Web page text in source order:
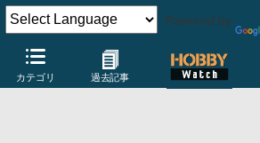
Powered by
カテゴリ 過去記事